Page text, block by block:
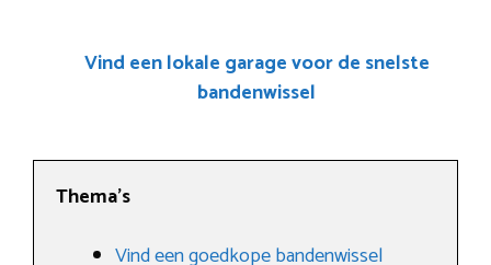
Vind een lokale garage voor de snelste
bandenwissel
Thema’s
Vind een goedkope bandenwissel